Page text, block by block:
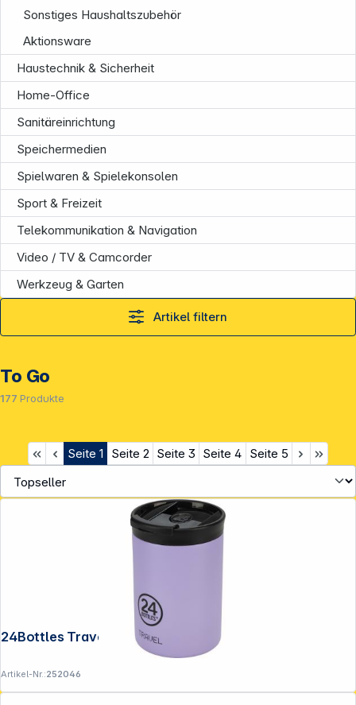
Sonstiges Haushaltszubehör
Aktionsware
Haustechnik & Sicherheit
Home-Office
Sanitäreinrichtung
Speichermedien
Spielwaren & Spielekonsolen
Sport & Freizeit
Telekommunikation & Navigation
Video / TV & Camcorder
Werkzeug & Garten
Artikel filtern
To Go
177 Produkte
Seite 1 Seite 2 Seite 3 Seite 4 Seite 5
24Bottles Travel Tumbler Erica 350 ml
Artikel-Nr.:252046
Service